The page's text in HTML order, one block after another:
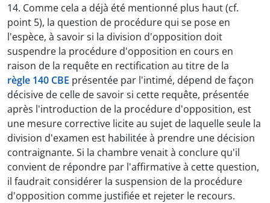
14. Comme cela a déjà été mentionné plus haut (cf.
point 5), la question de procédure qui se pose en
l'espèce, à savoir si la division d'opposition doit
suspendre la procédure d'opposition en cours en
raison de la requête en rectification au titre de la
règle 140 CBE présentée par l'intimé, dépend de façon
décisive de celle de savoir si cette requête, présentée
après l'introduction de la procédure d'opposition, est
une mesure corrective licite au sujet de laquelle seule la
division d'examen est habilitée à prendre une décision
contraignante. Si la chambre venait à conclure qu'il
convient de répondre par l'affirmative à cette question,
il faudrait considérer la suspension de la procédure
d'opposition comme justifiée et rejeter le recours.